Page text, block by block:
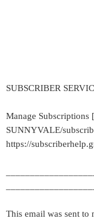
SUBSCRIBER
Manage
SUNNYVALE/
https://
This email was sent